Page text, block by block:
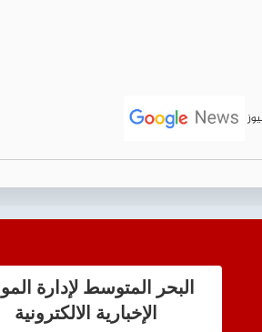
البحر المتوسط لإدارة
الإخبارية الالكترونية